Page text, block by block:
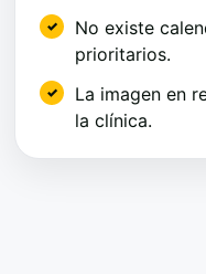
No existe
prioritarios.
La imagen en
la clínica.